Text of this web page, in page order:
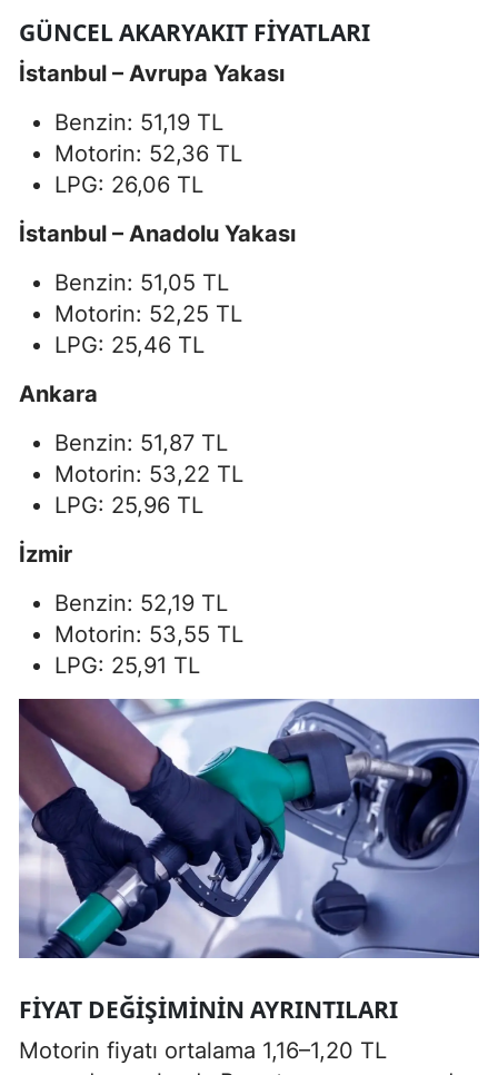
GÜNCEL AKARYAKIT FIYATLARI
İstanbul – Avrupa Yakası
Benzin: 51,19 TL
Motorin: 52,36 TL
LPG: 26,06 TL
İstanbul – Anadolu Yakası
Benzin: 51,05 TL
Motorin: 52,25 TL
LPG: 25,46 TL
Ankara
Benzin: 51,87 TL
Motorin: 53,22 TL
LPG: 25,96 TL
İzmir
Benzin: 52,19 TL
Motorin: 53,55 TL
LPG: 25,91 TL
FIYAT DEĞIŞIMININ AYRINTILARI
Motorin fiyatı ortalama 1,16–1,20 TL